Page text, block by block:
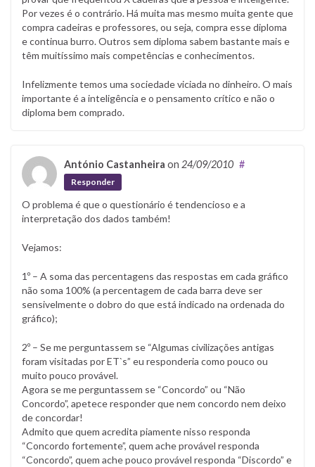
Por vezes é o contrário. Há muita mas mesmo muita gente que
compra cadeiras e professores, ou seja, compra esse diploma
e continua burro. Outros sem diploma sabem bastante mais e
têm muitíssimo mais competências e conhecimentos.
Infelizmente temos uma sociedade viciada no dinheiro. O mais
importante é a inteligência e o pensamento crítico e não o
diploma bem comprado.
António Castanheira on 24/09/2010 #
Responder
O problema é que o questionário é tendencioso e a
interpretação dos dados também!
Vejamos:
1º – A soma das percentagens das respostas em cada gráfico
não soma 100% (a percentagem de cada barra deve ser
sensivelmente o dobro do que está indicado na ordenada do
gráfico);
2º – Se me perguntassem se “Algumas civilizações antigas
foram visitadas por ET`s” eu responderia como pouco ou
muito pouco provável.
Agora se me perguntassem se “Concordo” ou “Não
Concordo”, apetece responder que nem concordo nem deixo
de concordar!
Admito que quem acredita piamente nisso responda
“Concordo fortemente”, quem ache provável responda
“Concordo”, quem ache pouco provável responda “Discordo” e